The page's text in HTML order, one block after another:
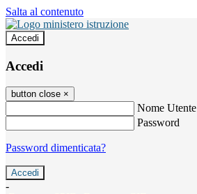
Salta al contenuto
Accedi
Accedi
button close ×
Nome Utente
Password
Password dimenticata?
-